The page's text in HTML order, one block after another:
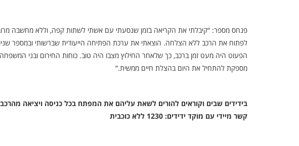
פנחס מספר: “קיבלתי את הקריאה בזמן שנסעתי עם אשתי לשתות קפה, וללא מחשבה
לפתוח את הרכב ללא הצלחה. הוצאתי את ערכת הפתיחה הייעודית שברשותי ובמספר
הפעוט היה מעט זמן ברכב, כך שלאחר החילוץ מצבו היה טוב. כוחות החירום ובני המשפחה
מספקת להתחיל את היום בהצלת חיים ממשית.”
בידידים שבים וקוראים להורים לשאת עליהם את המפתח בכל כניסה ויציאה
קשר מיידי עם מוקד ידידים: 1230 ללא כוכבית